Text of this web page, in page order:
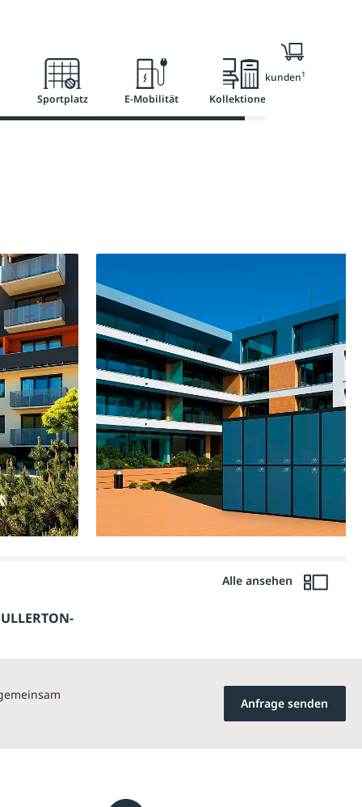
Sportplatz E-Mobilität Kollektionen
Nur für Geschäftskunden1
Alle ansehen
Anfrage senden